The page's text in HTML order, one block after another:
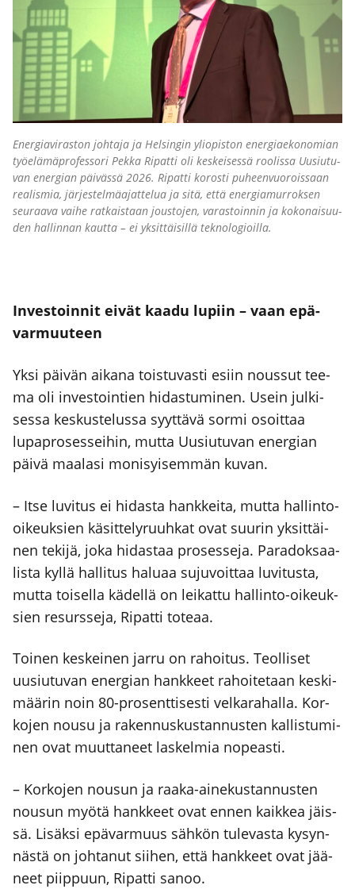
Ener­gia­vi­ras­ton joh­ta­ja ja Hel­sin­gin yli­opis­ton ener­giae­ko­no­mian
työ­elä­mä­pro­fes­so­ri Pek­ka Ripat­ti oli kes­kei­ses­sä roo­lis­sa Uusiu­tu­
van ener­gian päi­väs­sä 2026. Ripat­ti koros­ti puheen­vuo­rois­saan
rea­lis­mia, jär­jes­tel­mä­ajat­te­lua ja sitä, että ener­gia­mur­rok­sen
seu­raa­va vai­he rat­kais­taan jous­to­jen, varas­toin­nin ja koko­nai­suu­
den hal­lin­nan kaut­ta – ei yksit­täi­sil­lä tek­no­lo­gioil­la.
Inves­toin­nit eivät kaa­du lupiin – vaan epä­
var­muu­teen
Yksi päi­vän aika­na tois­tu­vas­ti esiin nous­sut tee­
ma oli inves­toin­tien hidas­tu­mi­nen. Usein jul­ki­
ses­sa kes­kus­te­lus­sa syyt­tä­vä sor­mi osoit­taa
lupa­pro­ses­sei­hin, mut­ta Uusiu­tu­van ener­gian
päi­vä maa­la­si moni­syi­sem­män kuvan.
– Itse luvi­tus ei hidas­ta hank­kei­ta, mut­ta hal­lin­to-
oikeuk­sien käsit­te­ly­ruuh­kat ovat suu­rin yksit­täi­
nen teki­jä, joka hidas­taa pro­ses­se­ja. Para­dok­saa­
lis­ta kyl­lä hal­li­tus halu­aa suju­voit­taa luvi­tus­ta,
mut­ta toi­sel­la kädel­lä on lei­kat­tu hal­lin­to-oikeuk­
sien resurs­se­ja, Ripat­ti tote­aa.
Toi­nen kes­kei­nen jar­ru on rahoi­tus. Teol­li­set
uusiu­tu­van ener­gian hank­keet rahoi­te­taan kes­ki­
mää­rin noin 80-pro­sent­ti­ses­ti vel­ka­ra­hal­la. Kor­
ko­jen nousu ja raken­nus­kus­tan­nus­ten kal­lis­tu­mi­
nen ovat muut­ta­neet las­kel­mia nopeas­ti.
– Kor­ko­jen nousun ja raa­ka-aine­kus­tan­nus­ten
nousun myö­tä hank­keet ovat ennen kaik­kea jäis­
sä. Lisäk­si epä­var­muus säh­kön tule­vas­ta kysyn­
näs­tä on joh­ta­nut sii­hen, että hank­keet ovat jää­
neet piip­puun, Ripat­ti sanoo.